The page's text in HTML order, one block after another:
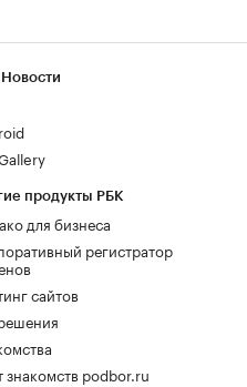
продукты РБК
для бизнеса
регистратор
сайтов
знакомств podbor.ru